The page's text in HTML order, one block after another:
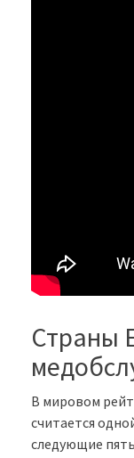
Страны
В мировом
считается
следующие